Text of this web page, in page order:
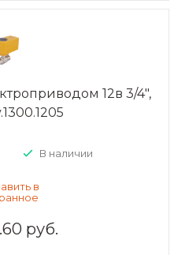
12в 3/4",
В наличии
руб.